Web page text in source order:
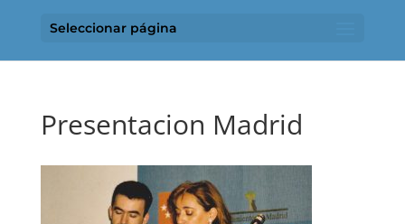
Seleccionar página
Presentacion Madrid